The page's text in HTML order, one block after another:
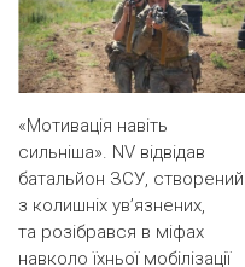
«Мотивація навіть
сильніша». NV відвідав
батальйон ЗСУ, створений
з колишніх ув’язнених,
та розібрався в міфах
навколо їхньої мобілізації